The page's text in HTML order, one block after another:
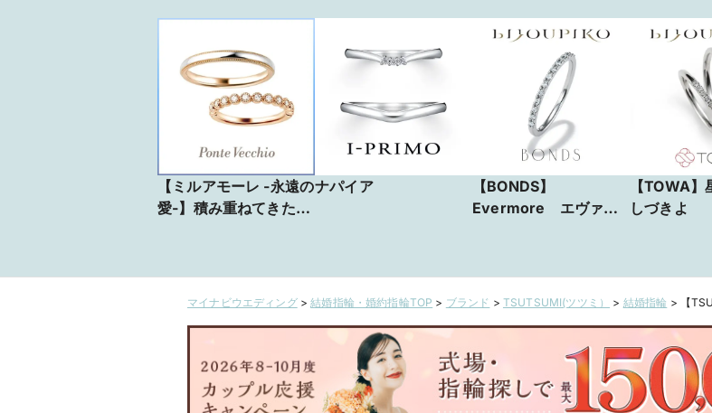
【ミルアモーレ -永遠の
愛-】積み重ねてきたふ
NG1201W001WDPG
ナパイア
【BONDS】
Evermore エヴァー
【TOWA
しづきよ
マイナビウエディング>結婚指輪・婚約指輪TOP > ブランド > TSUTSUMI(ツツミ） > 結婚指輪 > 【